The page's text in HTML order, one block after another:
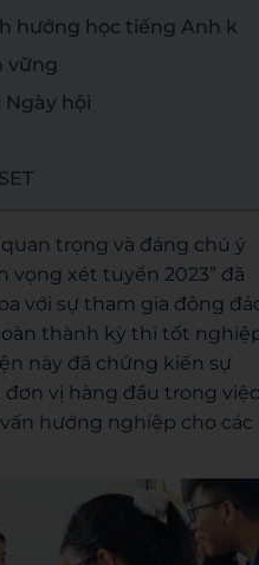
hướng học tiếng Anh k
vững
Ngày hội
trọng và đáng chú ý
vọng xét tuyển 2023” đã
với sự tham gia đông
thành kỳ thi tốt
này đã chứng kiến sự
đơn vị hàng đầu trong việc
hướng nghiệp cho các